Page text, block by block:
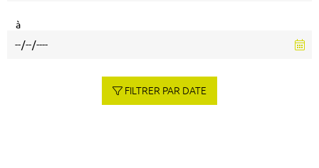
à
FILTRER PAR DATE